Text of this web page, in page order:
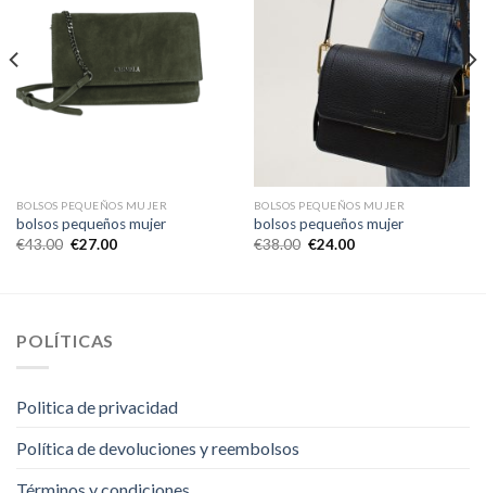
BOLSOS PEQUEÑOS MUJER
bolsos pequeños mujer
€43.00 €27.00
BOLSOS PEQUEÑOS MUJER
bolsos pequeños mujer
€38.00 €24.00
POLÍTICAS
Politica de privacidad
Política de devoluciones y reembolsos